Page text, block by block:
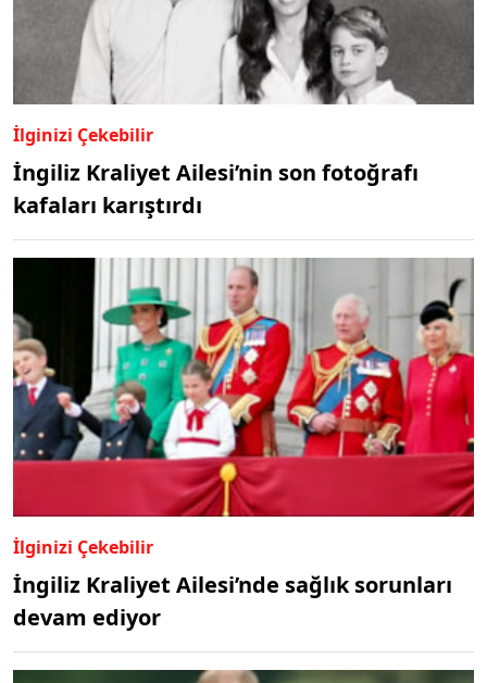
İlginizi Çekebilir
İngiliz Kraliyet Ailesi’nin son fotoğrafı
kafaları karıştırdı
İlginizi Çekebilir
İngiliz Kraliyet Ailesi’nde sağlık sorunları
devam ediyor